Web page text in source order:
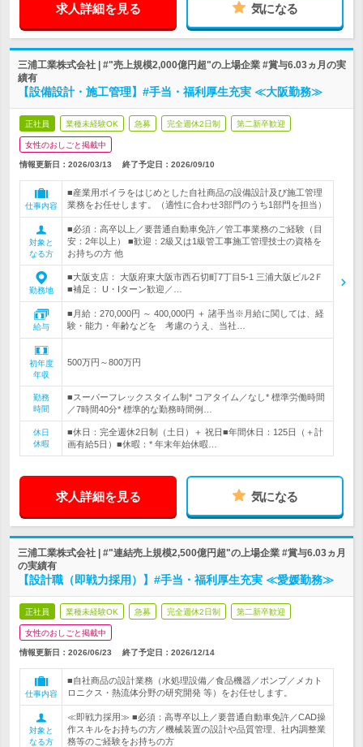
求人詳細を見る 気になる
三浦工業株式会社 | #"売上規模2,000億円超"の上場企業 #賞与6.03ヵ月の実
績有
【設備設計・施工管理】#手当・福利厚生充実 ≪大阪勤務≫
正社員 業種未経験OK 急募 完全週休2日制 第二新卒歓迎
女性のおしごと掲載中
情報更新日：2026/03/13 終了予定日： 2026/09/10
仕事内容
■産業用ボイラをはじめとした自社商品の設備設計及び施工管理
業務をお任せします。（適性に合わせ3部門のうち1部門を担当）
対象と
なる方
■必須：高卒以上／要普通自動車免許／管工事業務のご経験（目
安：2年以上） ■歓迎：2級又は1級管工事施工管理技士の資格を
お持ちの方 他
勤務地
■大阪支店： 大阪府東大阪市西石切町7丁目5-1 三浦大阪ビル2Ｆ
■補足： U・Iターン歓迎／…
給与
■月給：270,000円 ～ 400,000円 ＋ 諸手当※月給に関しては、経
験・能力・年齢などを 考慮のうえ、当社…
初年度
年収
500万円～800万円
勤務
時間
■スーパーフレックスタイム制* コアタイム／なし* 標準労働時間
／7時間40分* 標準的な勤務時間例…
休日
休暇
■休日：完全週休2日制（土日）＋ 祝日■年間休日：125日（＋計
画有給5日）■休暇：* 年末年始休暇…
求人詳細を見る 気になる
三浦工業株式会社 | #"連結売上規模2,500億円超"の上場企業 #賞与6.03ヵ月
の実績有
【設計職（即戦力採用）】#手当・福利厚生充実 ≪愛媛勤務≫
正社員 業種未経験OK 急募 完全週休2日制 第二新卒歓迎
女性のおしごと掲載中
情報更新日：2026/06/23 終了予定日： 2026/12/14
仕事内容
■自社商品の設計業務（水処理設備／食品機器／ポンプ／メカト
ロニクス・熱流体分野の研究開発 等）をお任せします。
対象と
なる方
≪即戦力採用≫ ■必須：高専卒以上／要普通自動車免許／CAD操
作スキルをお持ちの方／機械装置の設計や品質管理、社内調整業
務等のご経験をお持ちの方